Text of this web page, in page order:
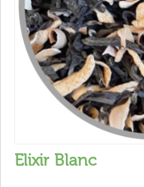
Elixir Blanc